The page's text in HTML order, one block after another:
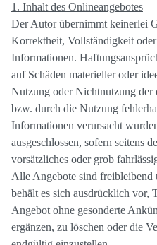
1. Inhalt des Onlineangebotes
Der Autor übernimmt keinerlei
Korrektheit, Vollständigkeit
Informationen.
auf Schäden materieller oder
Nutzung oder Nichtnutzung der
bzw. durch die Nutzung
Informationen verursacht
ausgeschlossen, sofern seitens
vorsätzliches oder grob
Alle Angebote sind
behält es sich ausdrücklich vor,
Angebot ohne gesonderte
ergänzen, zu löschen oder die